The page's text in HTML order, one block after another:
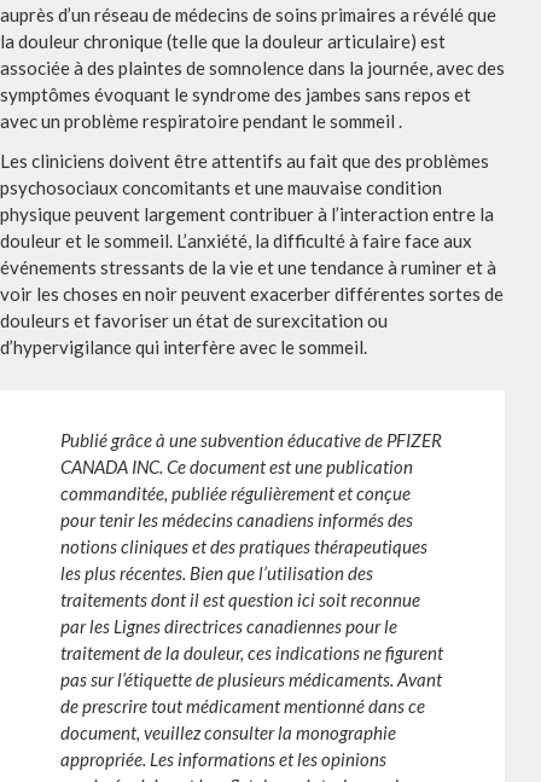
auprès d’un réseau de médecins de soins primaires a révélé que
la douleur chronique (telle que la douleur articulaire) est
associée à des plaintes de somnolence dans la journée, avec des
symptômes évoquant le syndrome des jambes sans repos et
avec un problème respiratoire pendant le sommeil .
Les cliniciens doivent être attentifs au fait que des problèmes
psychosociaux concomitants et une mauvaise condition
physique peuvent largement contribuer à l’interaction entre la
douleur et le sommeil. L’anxiété, la difficulté à faire face aux
événements stressants de la vie et une tendance à ruminer et à
voir les choses en noir peuvent exacerber différentes sortes de
douleurs et favoriser un état de surexcitation ou
d’hypervigilance qui interfère avec le sommeil.
Publié grâce à une subvention éducative de PFIZER
CANADA INC. Ce document est une publication
commanditée, publiée régulièrement et conçue
pour tenir les médecins canadiens informés des
notions cliniques et des pratiques thérapeutiques
les plus récentes. Bien que l’utilisation des
traitements dont il est question ici soit reconnue
par les Lignes directrices canadiennes pour le
traitement de la douleur, ces indications ne figurent
pas sur l’étiquette de plusieurs médicaments. Avant
de prescrire tout médicament mentionné dans ce
document, veuillez consulter la monographie
appropriée. Les informations et les opinions